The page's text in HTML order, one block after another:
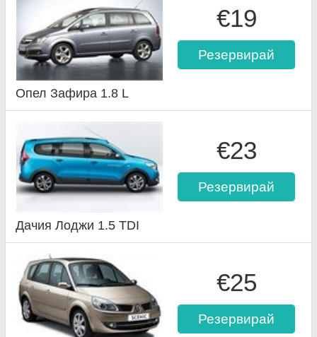
€19
Резервирай
Опел Зафира 1.8 L
€23
Резервирай
Дачия Лоджи 1.5 TDI
€25
Резервирай